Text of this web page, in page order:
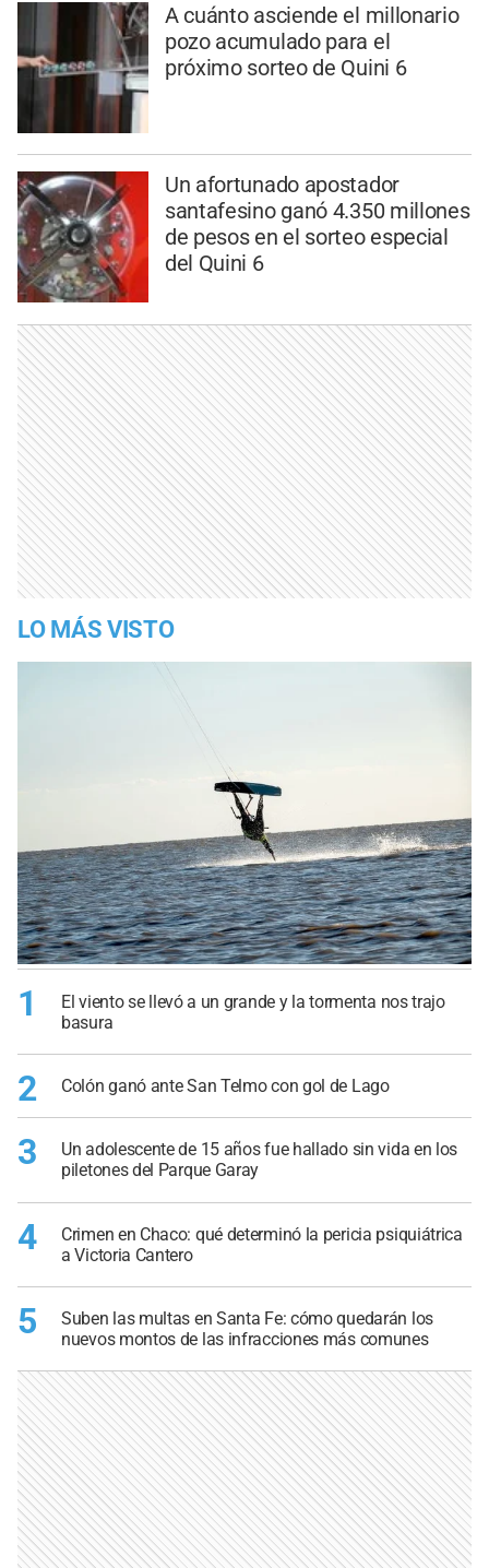
A cuánto asciende el millonario
pozo acumulado para el
próximo sorteo de Quini 6
Un afortunado apostador
santafesino ganó 4.350 millones
de pesos en el sorteo especial
del Quini 6
LO MÁS VISTO
1
El viento se llevó a un grande y la tormenta nos trajo
basura
2 Colón ganó ante San Telmo con gol de Lago
3
Un adolescente de 15 años fue hallado sin vida en los
piletones del Parque Garay
4
Crimen en Chaco: qué determinó la pericia psiquiátrica
a Victoria Cantero
5
Suben las multas en Santa Fe: cómo quedarán los
nuevos montos de las infracciones más comunes